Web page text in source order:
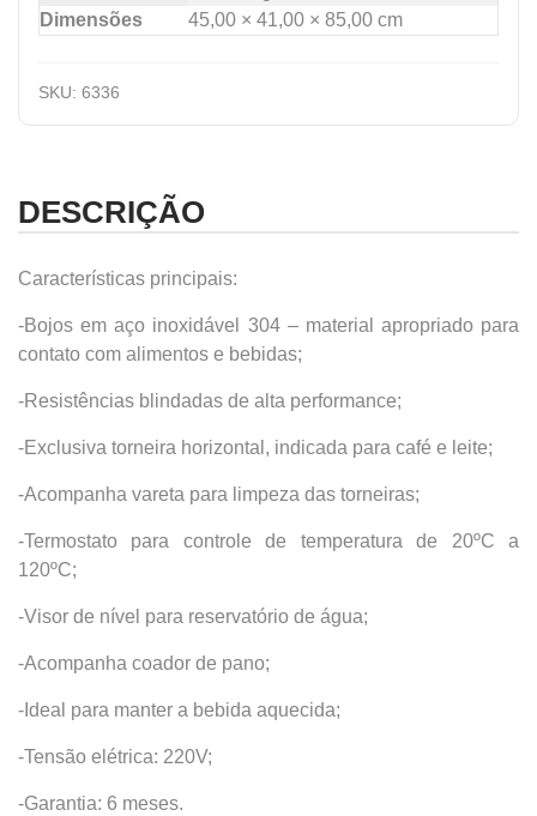
Dimensões
45,00 × 41,00 × 85,00 cm
SKU: 6336
DESCRIÇÃO
Características principais:
-Bojos em aço inoxidável 304 – material apropriado para
contato com alimentos e bebidas;
-Resistências blindadas de alta performance;
-Exclusiva torneira horizontal, indicada para café e leite;
-Acompanha vareta para limpeza das torneiras;
-Termostato para controle de temperatura de 20ºC a
120ºC;
-Visor de nível para reservatório de água;
-Acompanha coador de pano;
-Ideal para manter a bebida aquecida;
-Tensão elétrica: 220V;
-Garantia: 6 meses.